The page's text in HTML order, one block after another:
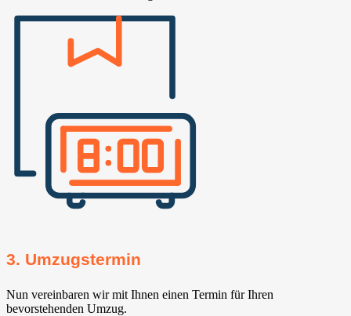
3. Umzugstermin
Nun vereinbaren wir mit Ihnen einen Termin für Ihren
bevorstehenden Umzug.